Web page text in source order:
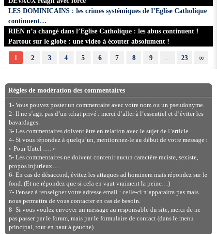
LES DOMINICAINS : les crimes systémiques de l’Eglise Catholique
continuent…
RIEN n’a changé dans l’Eglise Catholique : les abus continuent !
Partout sur le globe : une video à écouter absolument !
1 2 3 4 5 6 7 8 9 23 ∞
Règles de modération des commentaires
1- Vous pouvez poster un commentaire avec votre nom ou un pseudonyme.
2- Il ne s’agit pas d’un tchat privé : merci d’aller à l’essentiel et d’éviter les
bavardages.
3- Les commentaires doivent être en relation avec le sujet de l’article.
4- Si vous répondez à quelqu’un, mentionnez-le au début de votre message :
« Pour Untel :… »
5- Les commentaires ne doivent contenir aucun caractère raciste, sexiste,
propos injurieux…
6- En cas de désaccord, évitez les attaques ad hominem mais répondez sur le
fond. (Et ne répondez que si cela en vaut vraiment la peine…)
7- Pensez à renseigner votre adresse email : celle-ci n’apparaitra pas mais
nous permettra de vous contacter en cas de besoin.
8- Si vous voulez envoyer un message au responsable du site, merci de ne
pas passer par le forum, mais par le formulaire de contact (dans le menu
principal, tout en haut à gauche).